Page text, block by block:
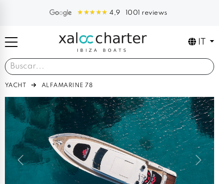
4,9 1001 reviews
IT
YACHT ALFAMARINE 78
Previous Next